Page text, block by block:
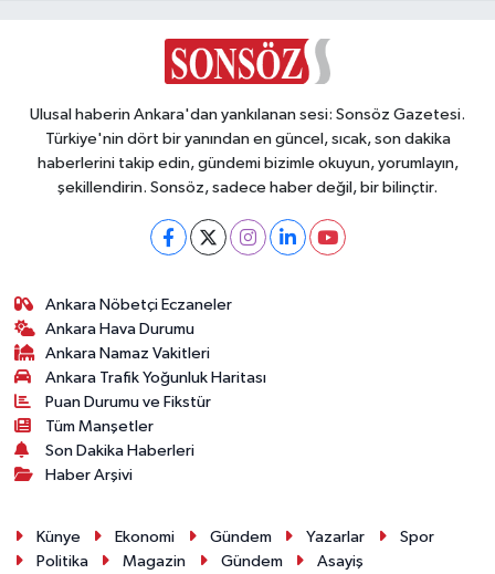
Ulusal haberin Ankara'dan yankılanan sesi: Sonsöz Gazetesi.
Türkiye'nin dört bir yanından en güncel, sıcak, son dakika
haberlerini takip edin, gündemi bizimle okuyun, yorumlayın,
şekillendirin. Sonsöz, sadece haber değil, bir bilinçtir.
Ankara Nöbetçi Eczaneler
Ankara Hava Durumu
Ankara Namaz Vakitleri
Ankara Trafik Yoğunluk Haritası
Puan Durumu ve Fikstür
Tüm Manşetler
Son Dakika Haberleri
Haber Arşivi
Künye Ekonomi Gündem Yazarlar
Spor
Politika
Magazin Gündem Asayiş